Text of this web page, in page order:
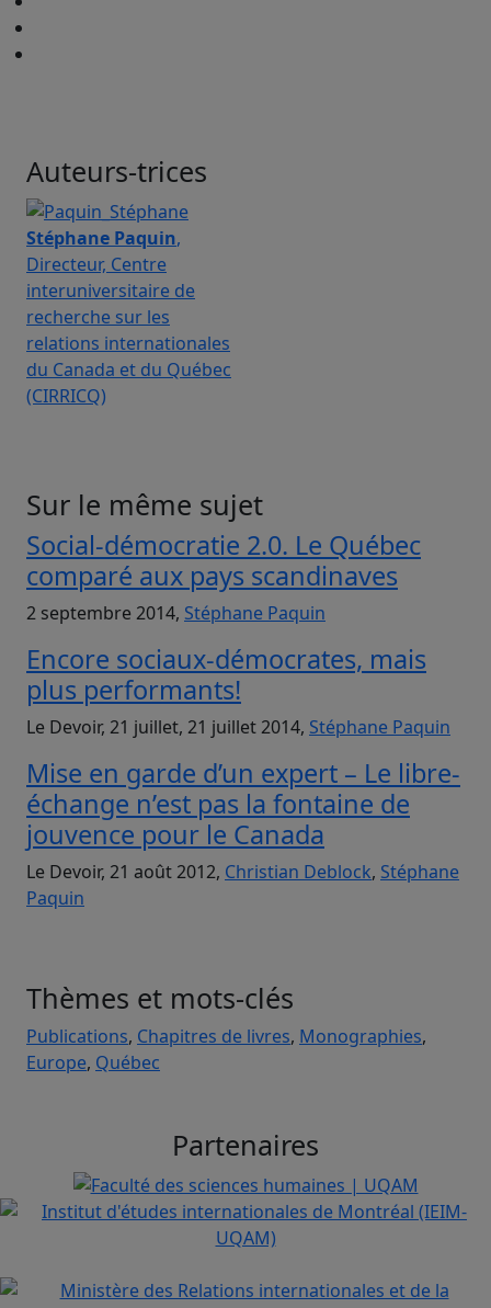
Auteurs-trices
Stéphane Paquin,
Directeur, Centre
interuniversitaire de
recherche sur les
relations internationales
du Canada et du Québec
(CIRRICQ)
Sur le même sujet
Social-démocratie 2.0. Le Québec
comparé aux pays scandinaves
2 septembre 2014, Stéphane Paquin
Encore sociaux-démocrates, mais
plus performants!
Le Devoir, 21 juillet, 21 juillet 2014, Stéphane Paquin
Mise en garde d’un expert – Le libre-
échange n’est pas la fontaine de
jouvence pour le Canada
Le Devoir, 21 août 2012, Christian Deblock, Stéphane
Paquin
Thèmes et mots-clés
Publications, Chapitres de livres, Monographies,
Europe, Québec
Partenaires